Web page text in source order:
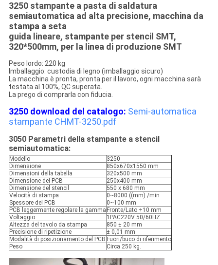
3250 stampante a pasta di saldatura
semiautomatica ad alta precisione, macchina da
stampa a seta
guida lineare, stampante per stencil SMT,
320*500mm, per la linea di produzione SMT
Peso lordo: 220 kg
Imballaggio: custodia di legno (imballaggio sicuro)
La macchina è pronta, pronta per il lavoro, ogni macchina sarà
testata al 100%, QC superata.
La prego di comprarla con fiducia.
3250 download del catalogo: Semi-automatica
stampante CHMT-3250.pdf
3050 Parametri della stampante a stencil
semiautomatica:
Modello
3250
Dimensione
850x670x1550 mm
Dimensioni della tabella
320x500 mm
Dimensione del PCB
250x400 mm
Dimensione del stencil
550 x 680 mm
Velocità di stampa
0~8000 ((mm) /min
Spessore del PCB
0~100 mm
PCB leggermente regolare la gamma Fronte/Lato +10 mm
Voltaggio
1PAC220V 50/60HZ
Altezza del tavolo da stampa
850 ± 20 mm
Precisione di ripetizione
± 0,01 mm
Modalità di posizionamento del PCB Fuori/buco di riferimento
Peso
Circa 250 kg.